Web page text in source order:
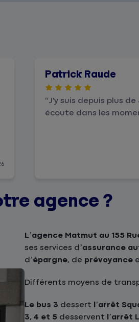
Patrick Raude
J'y suis depuis plus
écoute dans les
agence ?
L’agence Matmut au 155
ses services d’assurance
d’épargne, de prévoyance
Différents moyens de
Le bus 3 dessert l’arrêt
3, 4 et 5 desservent l’arrêt